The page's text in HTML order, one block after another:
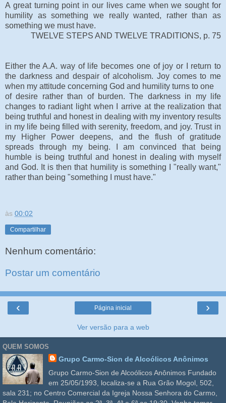
A great turning point in our lives came when we sought for
humility as something we really wanted, rather than as
something we must have.
TWELVE STEPS AND TWELVE TRADITIONS, p. 75
Either the A.A. way of life becomes one of joy or I return to
the darkness and despair of alcoholism. Joy comes to me
when my attitude concerning God and humility turns to one
of desire rather than of burden. The darkness in my life
changes to radiant light when I arrive at the realization that
being truthful and honest in dealing with my inventory results
in my life being filled with serenity, freedom, and joy. Trust in
my Higher Power deepens, and the flush of gratitude
spreads through my being. I am convinced that being
humble is being truthful and honest in dealing with myself
and God. It is then that humility is something I "really want,"
rather than being "something I must have."
às 00:02
Compartilhar
Nenhum comentário:
Postar um comentário
‹ ›
Página inicial
Ver versão para a web
QUEM SOMOS
Grupo Carmo-Sion de Alcoólicos Anônimos
Grupo Carmo-Sion de Alcoólicos Anônimos Fundado
em 25/05/1993, localiza-se a Rua Grão Mogol, 502,
sala 231; no Centro Comercial da Igreja Nossa Senhora do Carmo,